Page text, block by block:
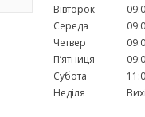
Вівторок
Середа
Четвер
Пʼятниця
Субота
Неділя